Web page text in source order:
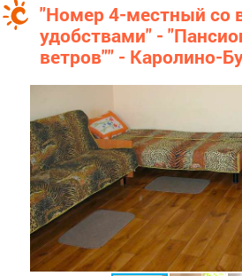
"Номер 4-местный со
удобствами" -
ветров"" - Каролино-